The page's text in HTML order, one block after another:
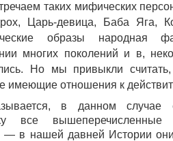
таких мифических
Царь-девица, Баба Яга,
образы народная
многих поколений и в,
Но мы привыкли
имеющие отношения к
в данном случае
все
— в нашей давней Истории